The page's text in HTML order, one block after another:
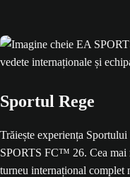
Sportul Rege
Trăiește experiența
SPORTS FC™ 26. Cea mai
turneu internațional complet